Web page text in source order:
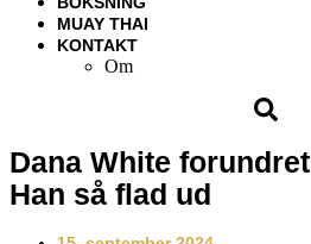
MUAY THAI
KONTAKT
Om
Dana White
Han så flad ud